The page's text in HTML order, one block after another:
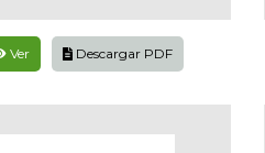
Ver Descargar PDF